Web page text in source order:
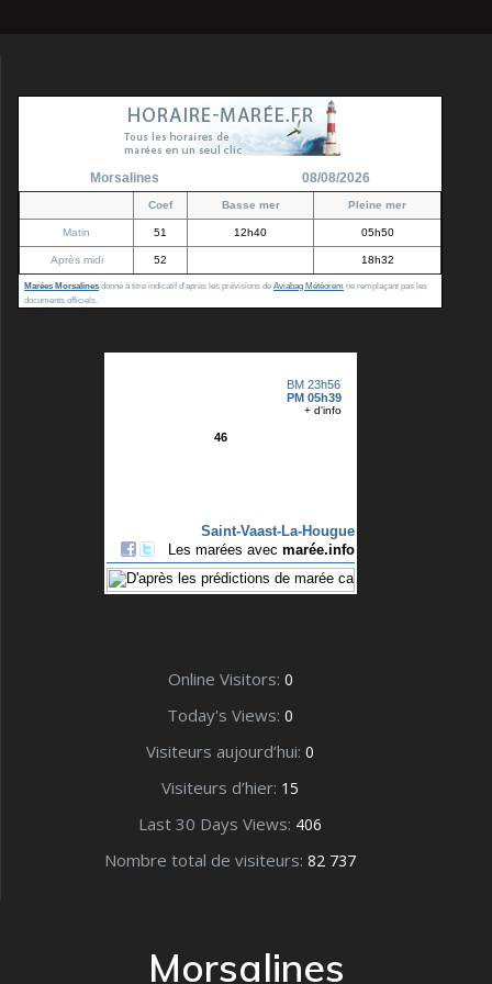
Morsalines 08/08/2026
Coef Basse mer Pleine mer
Matin 51 12h40 05h50
Après midi 52 18h32
Marées Morsalines donné à titre indicatif d'après les prévisions de Aviabag Météorem ne remplaçant pas les
documents officiels.
Online Visitors: 0
Today's Views: 0
Visiteurs aujourd’hui: 0
Visiteurs d’hier: 15
Last 30 Days Views: 406
Nombre total de visiteurs: 82 737
Morsalines